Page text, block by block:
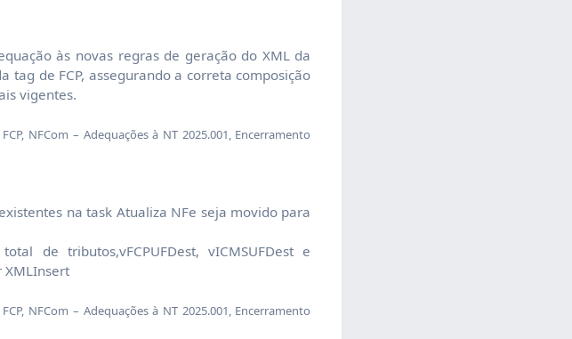
às novas regras de geração do XML da
tag de FCP, assegurando a correta composição
vigentes.
NFCom – Adequações à NT 2025.001, Encerramento
na task Atualiza NFe seja movido para
de tributos,vFCPUFDest, vICMSUFDest e
XMLInsert
NFCom – Adequações à NT 2025.001, Encerramento